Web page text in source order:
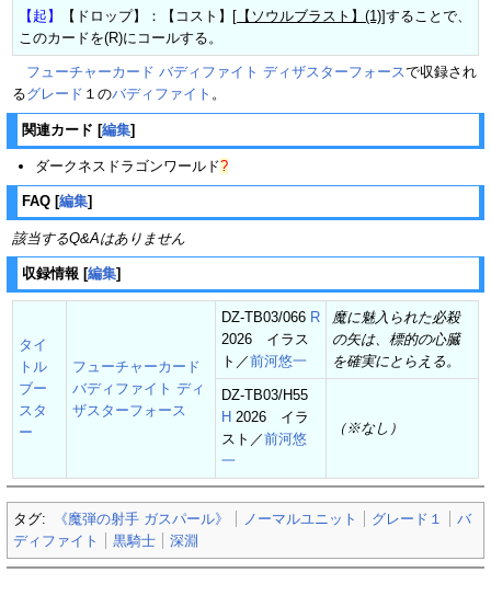
【起】 【ドロップ】：【コスト】[ 【ソウルブラスト】(1)]することで、
このカードを(R)にコールする。
フューチャーカード バディファイト ディザスターフォースで収録され
るグレード １のバディファイト 。
関連カード [編集]
ダークネスドラゴンワールド?
FAQ [編集]
該当するQ&Aはありません
収録情報 [編集]
タイ
トル
ブー
スタ
ー
フューチャーカード
バディファイト ディ
ザスターフォース
DZ-TB03/066 R
2026 イラス
ト／前河悠一
魔に魅入られた必殺
の矢は、標的の心臓
を確実にとらえる。
DZ-TB03/H55
H 2026 イラ
スト／前河悠
一
（※なし）
タグ: 《魔弾の射手 ガスパール》 ノーマルユニット グレード１
バ
ディファイト
黒騎士 深淵